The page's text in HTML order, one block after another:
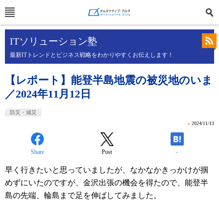
ITソリューション塾
最新ITトレンドとビジネス戦略をわかりやすくお伝えします！
【レポート】能登半島地震の被災地のいま
／2024年11月12日
防災・減災
» 2024/11/13
Share Post -
早く行きたいと思っていましたが、なかなかきっかけが掴
めずにいたのですが、金沢出張の機会を得たので、能登半
島の先端、輪島まで足を伸ばしてみました。